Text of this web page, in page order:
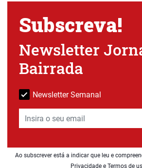
Subscreva!
Newsletter
Bairrada
Newsletter Semanal
Ao subscrever está a indicar que leu e
Privacidade e Termos de